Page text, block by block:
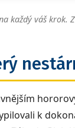
každý váš krok.
k